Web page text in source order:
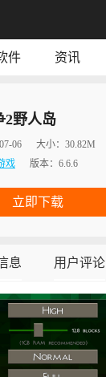
单
件 资讯
2野人岛
06 大小： 30.82M
戏 版本： 6.6.6
立即下载
息 用户评论